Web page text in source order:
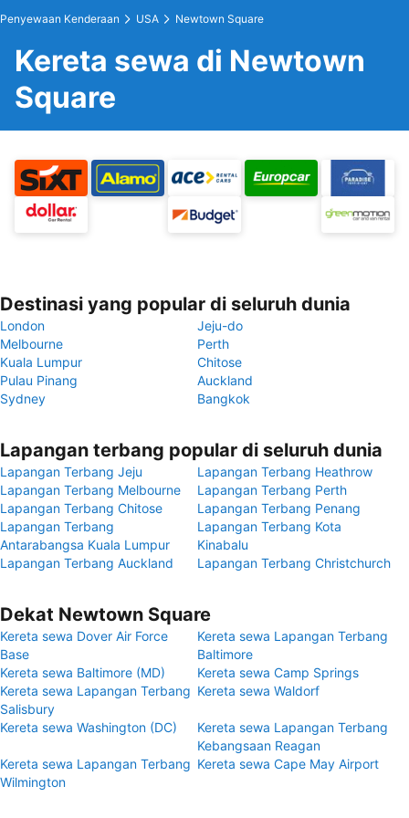
Penyewaan Kenderaan USA Newtown Square
Kereta sewa di Newtown
Square
Destinasi yang popular di seluruh dunia
London
Jeju-do
Melbourne
Perth
Kuala Lumpur
Chitose
Pulau Pinang
Auckland
Sydney
Bangkok
Lapangan terbang popular di seluruh dunia
Lapangan Terbang Jeju
Lapangan Terbang Heathrow
Lapangan Terbang Melbourne
Lapangan Terbang Perth
Lapangan Terbang Chitose
Lapangan Terbang Penang
Lapangan Terbang
Antarabangsa Kuala Lumpur
Lapangan Terbang Kota
Kinabalu
Lapangan Terbang Auckland
Lapangan Terbang Christchurch
Dekat Newtown Square
Kereta sewa Dover Air Force
Base
Kereta sewa Lapangan Terbang
Baltimore
Kereta sewa Baltimore (MD)
Kereta sewa Camp Springs
Kereta sewa Lapangan Terbang
Salisbury
Kereta sewa Waldorf
Kereta sewa Washington (DC)
Kereta sewa Lapangan Terbang
Kebangsaan Reagan
Kereta sewa Lapangan Terbang
Wilmington
Kereta sewa Cape May Airport